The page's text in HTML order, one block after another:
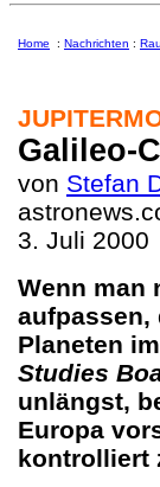
Home : Nachrichten :
Galileo-
von Stefan
3. Juli 2000
Wenn man
aufpassen,
Planeten
Studies
unlängst,
Europa
kontrolliert